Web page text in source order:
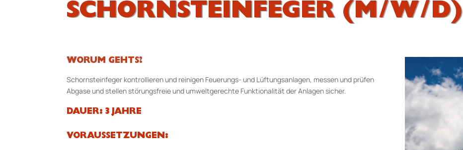
SCHORNSTEINFEGER (M/W/D)
WORUM GEHTS?
Schornsteinfeger kontrollieren und reinigen Feuerungs- und Lüftungsanlagen, messen und prüfen
Abgase und stellen störungsfreie und umweltgerechte Funktionalität der Anlagen sicher.
DAUER: 3 JAHRE
VORAUSSETZUNGEN: